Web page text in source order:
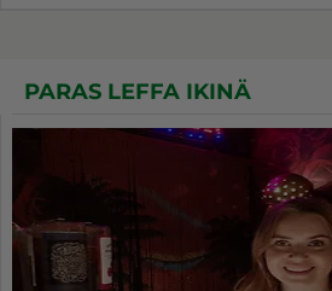
PARAS LEFFA IKINÄ